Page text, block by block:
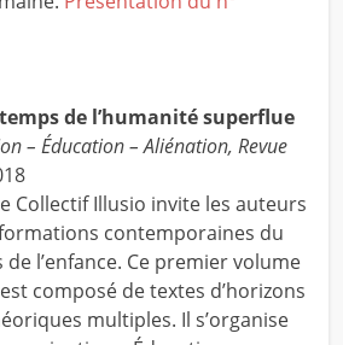
de l’humanité superflue
– Éducation – Aliénation, Revue
Collectif Illusio invite les auteurs
contemporaines du
l’enfance. Ce premier volume
composé de textes d’horizons
multiples. Il s’organise